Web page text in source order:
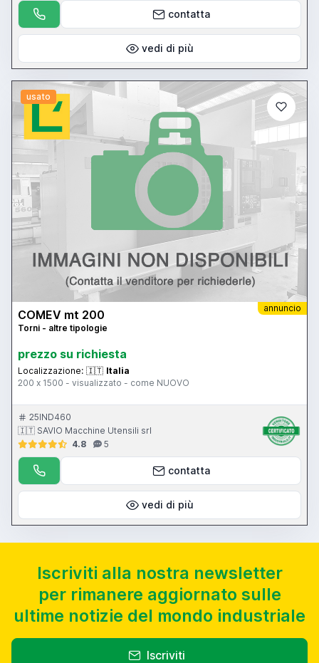
contatta
vedi di più
usato
annuncio
COMEV mt 200
Torni - altre tipologie
prezzo su richiesta
Localizzazione: 🇮🇹 Italia
200 x 1500 - visualizzato - come NUOVO
25IND460
🇮🇹 SAVIO Macchine Utensili srl
4.8
5
contatta
vedi di più
Iscriviti alla nostra newsletter
per rimanere aggiornato sulle
ultime notizie del mondo industriale
Iscriviti